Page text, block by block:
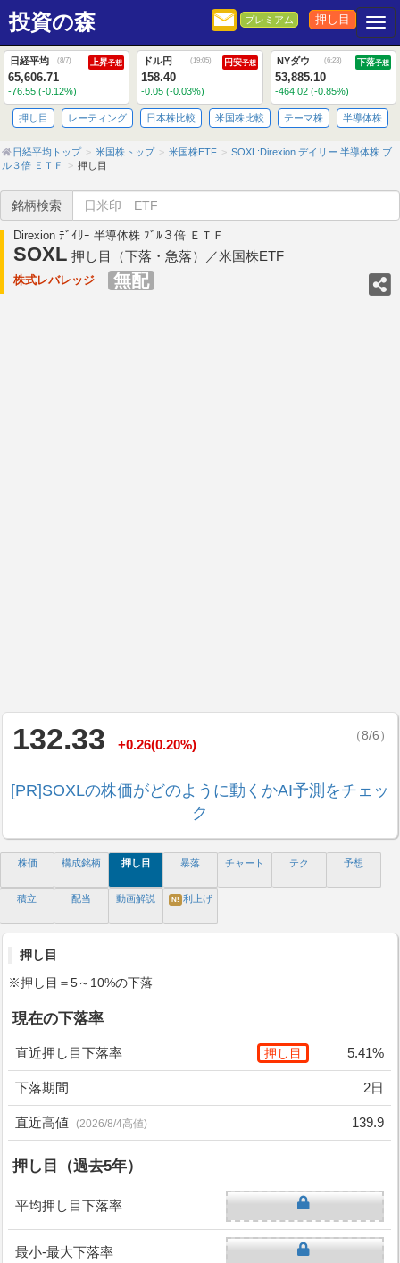
投資の森 プレミアム 押し目
日経平均 (8/7) 上昇予想
65,606.71
-76.55 (-0.12%)
ドル円 (19:05) 円安予想
158.40
-0.05 (-0.03%)
NYダウ (6:23) 下落予想
53,885.10
-464.02 (-0.85%)
押し目 レーティング 日本株比較 米国株比較 テーマ株 半導体株
日経平均トップ 米国株トップ 米国株ETF
SOXL:Direxion デイリー 半導体株 ブ
ル３倍 ＥＴＦ
押し目
銘柄検索
Direxion ﾃﾞｲﾘｰ 半導体株 ﾌﾞﾙ３倍 ＥＴＦ
SOXL 押し目（下落・急落）／米国株ETF
株式レバレッジ 無配
132.33 +0.26(0.20%)
（8/6）
[PR]SOXLの株価がどのように動くかAI予測をチェッ
ク
株価 構成銘柄 押し目 暴落 チャート テク 予想
積立 配当 動画解説 N! 利上げ
押し目
※押し目＝5～10%の下落
現在の下落率
直近押し目下落率 押し目 5.41%
下落期間 2日
直近高値 (2026/8/4高値) 139.9
押し目（過去5年）
平均押し目下落率
最小-最大下落率